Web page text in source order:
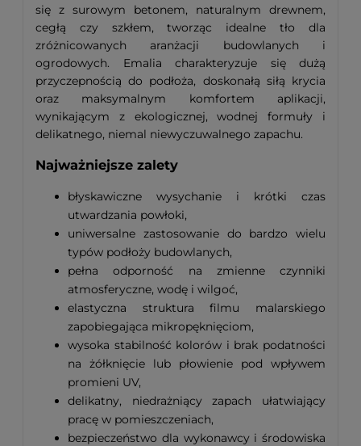
się z surowym betonem, naturalnym drewnem,
cegłą czy szkłem, tworząc idealne tło dla
zróżnicowanych aranżacji budowlanych i
ogrodowych. Emalia charakteryzuje się dużą
przyczepnością do podłoża, doskonałą siłą krycia
oraz maksymalnym komfortem aplikacji,
wynikającym z ekologicznej, wodnej formuły i
delikatnego, niemal niewyczuwalnego zapachu.
Najważniejsze zalety
błyskawiczne wysychanie i krótki czas
utwardzania powłoki,
uniwersalne zastosowanie do bardzo wielu
typów podłoży budowlanych,
pełna odporność na zmienne czynniki
atmosferyczne, wodę i wilgoć,
elastyczna struktura filmu malarskiego
zapobiegająca mikropęknięciom,
wysoka stabilność kolorów i brak podatności
na żółknięcie lub płowienie pod wpływem
promieni UV,
delikatny, niedrażniący zapach ułatwiający
pracę w pomieszczeniach,
bezpieczeństwo dla wykonawcy i środowiska